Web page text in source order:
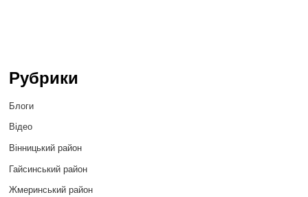
Рубрики
Блоги
Відео
Вінницький район
Гайсинський район
Жмеринський район